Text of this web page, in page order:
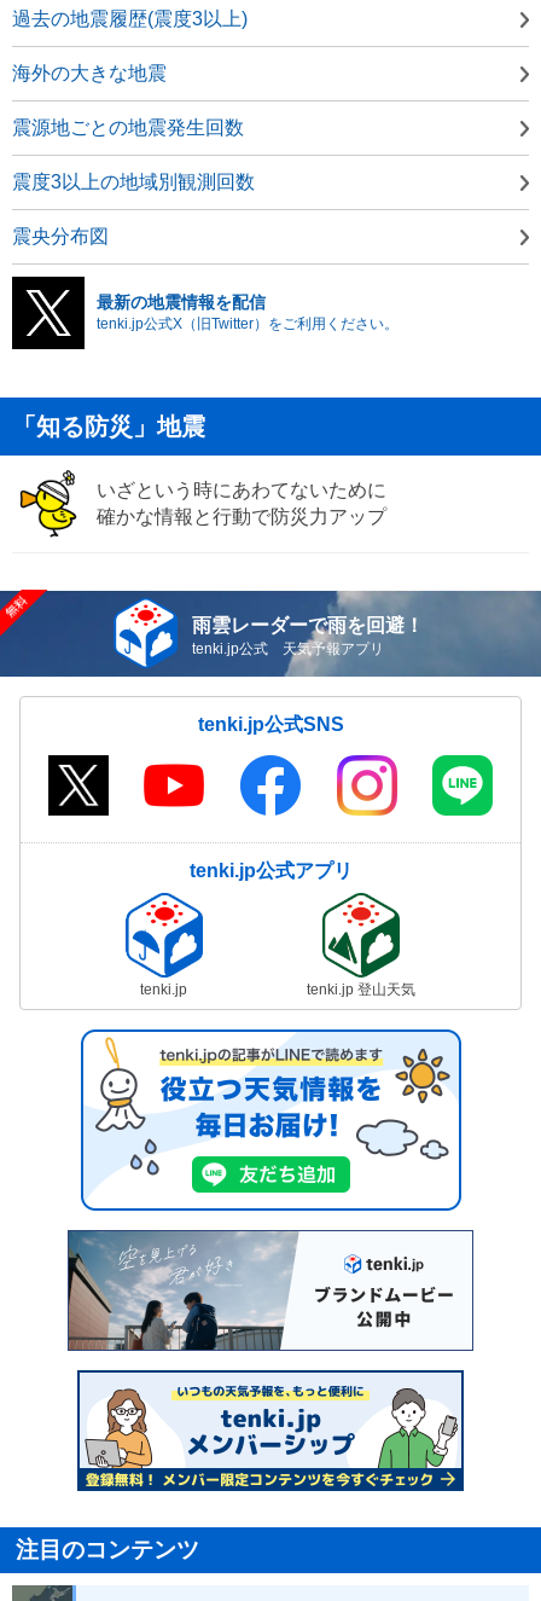
過去の地震履歴(震度3以上)
海外の大きな地震
震源地ごとの地震発生回数
震度3以上の地域別観測回数
震央分布図
最新の地震情報を配信
tenki.jp公式X（旧Twitter）をご利用ください。
「知る防災」地震
いざという時にあわてないために
確かな情報と行動で防災力アップ
雨雲レーダーで雨を回避！
tenki.jp公式 天気予報アプリ
tenki.jp公式SNS
tenki.jp公式アプリ
tenki.jp tenki.jp 登山天気
注目のコンテンツ